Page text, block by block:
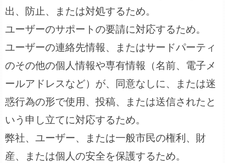
出、防止、または対処するため。
ユーザーのサポートの要請に対応するため。
ユーザーの連絡先情報、またはサードパーティ
のその他の個人情報や専有情報（名前、電子メ
ールアドレスなど）が、同意なしに、または迷
惑行為の形で使用、投稿、または送信されたと
いう申し立てに対応するため。
弊社、ユーザー、または一般市民の権利、財
産、または個人の安全を保護するため。